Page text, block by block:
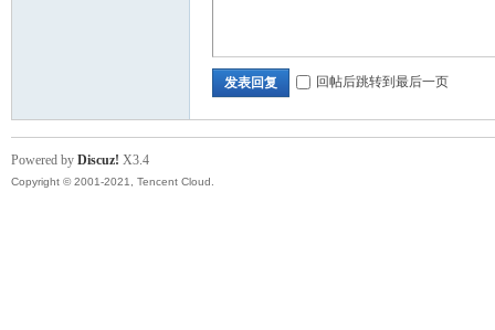
发表回复 回帖后跳转到最后一页
Powered by Discuz! X3.4
Copyright © 2001-2021, Tencent Cloud.